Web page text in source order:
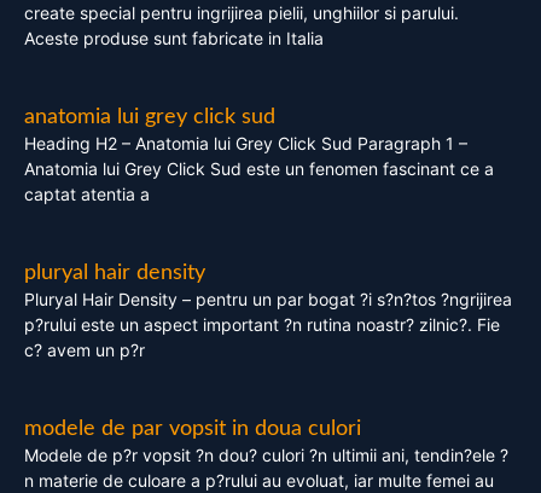
create special pentru ingrijirea pielii, unghiilor si parului.
Aceste produse sunt fabricate in Italia
anatomia lui grey click sud
Heading H2 – Anatomia lui Grey Click Sud Paragraph 1 –
Anatomia lui Grey Click Sud este un fenomen fascinant ce a
captat atentia a
pluryal hair density
Pluryal Hair Density – pentru un par bogat ?i s?n?tos ?ngrijirea
p?rului este un aspect important ?n rutina noastr? zilnic?. Fie
c? avem un p?r
modele de par vopsit in doua culori
Modele de p?r vopsit ?n dou? culori ?n ultimii ani, tendin?ele ?
n materie de culoare a p?rului au evoluat, iar multe femei au